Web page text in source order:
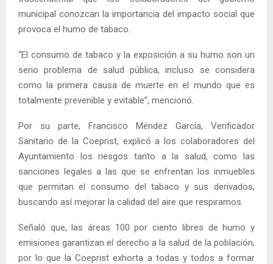
municipal conozcan la importancia del impacto social que
provoca el humo de tabaco.
“El consumo de tabaco y la exposición a su humo son un
serio problema de salud pública, incluso se considera
como la primera causa de muerte en el mundo que es
totalmente prevenible y evitable”, mencionó.
Por su parte, Francisco Méndez García, Verificador
Sanitario de la Coeprist, explicó a los colaboradores del
Ayuntamiento los riesgos tanto a la salud, como las
sanciones legales a las que se enfrentan los inmuebles
que permitan el consumo del tabaco y sus derivados,
buscando así mejorar la calidad del aire que respiramos.
Señaló que, las áreas 100 por ciento libres de humo y
emisiones garantizan el derecho a la salud de la población,
por lo que la Coeprist exhorta a todas y todos a formar